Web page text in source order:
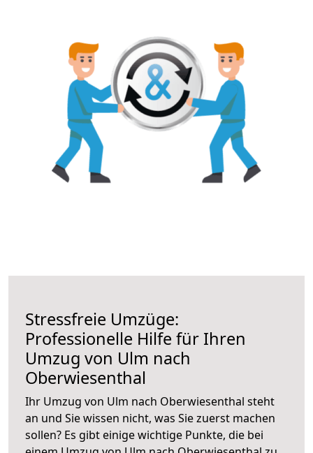
Stressfreie Umzüge:
Professionelle Hilfe für Ihren
Umzug von Ulm nach
Oberwiesenthal
Ihr Umzug von Ulm nach Oberwiesenthal steht
an und Sie wissen nicht, was Sie zuerst machen
sollen? Es gibt einige wichtige Punkte, die bei